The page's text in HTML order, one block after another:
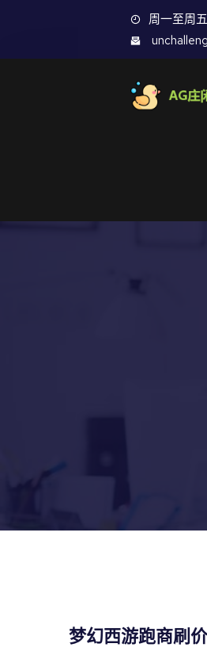
周一至周
梦幻西游跑商刷